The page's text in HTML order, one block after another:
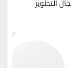
التطوير